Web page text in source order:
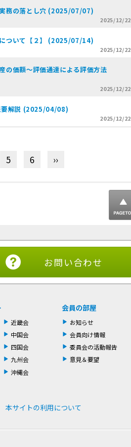
実務の落とし穴 (2025/07/07)
2025/12/22
について【２】 (2025/07/14)
2025/12/22
の価額～評価通達による評価方法
2025/12/22
要解説 (2025/04/08)
2025/12/22
5 6 ››
お問い合わせ
近畿会
中国会
四国会
九州会
沖縄会
会員の部屋
お知らせ
会員向け情報
委員会の活動報告
意見＆要望
本サイトの利用について